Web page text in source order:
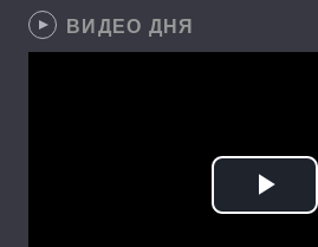
ВИДЕО ДНЯ